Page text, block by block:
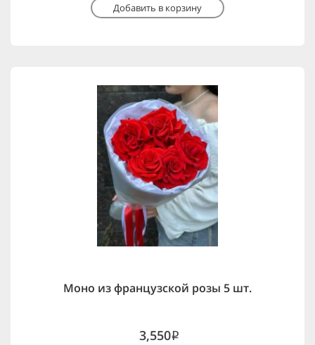
Добавить в корзину
Моно из французской розы 5 шт.
3,550i